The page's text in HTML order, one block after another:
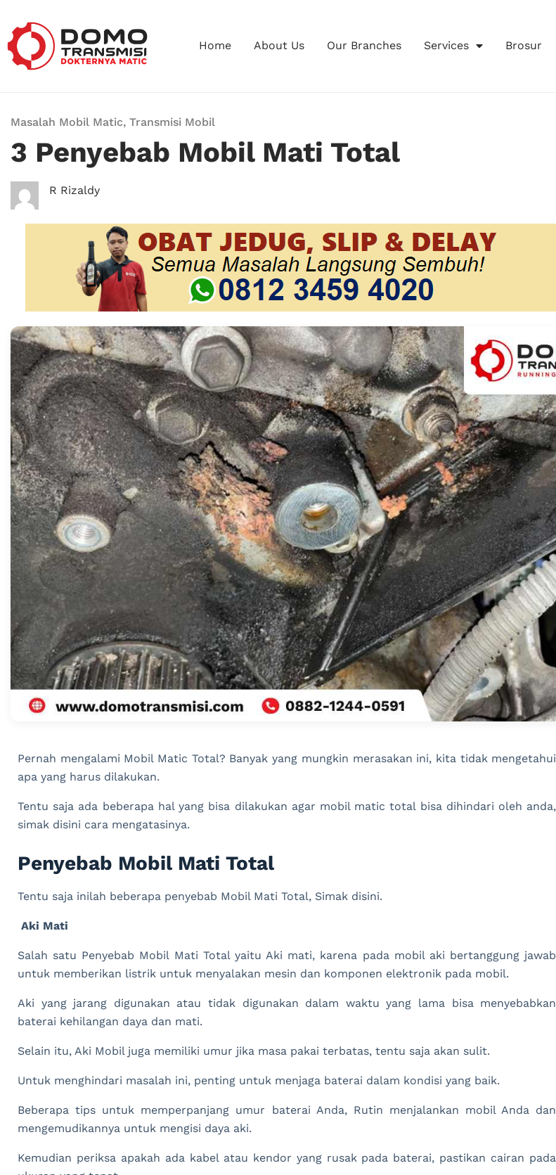
Home About Us Our Branches Services Brosur
Masalah Mobil Matic, Transmisi Mobil
3 Penyebab Mobil Mati Total
R Rizaldy
Pernah mengalami Mobil Matic Total? Banyak yang mungkin merasakan ini, kita tidak mengetahui
apa yang harus dilakukan.
Tentu saja ada beberapa hal yang bisa dilakukan agar mobil matic total bisa dihindari oleh anda,
simak disini cara mengatasinya.
Penyebab Mobil Mati Total
Tentu saja inilah beberapa penyebab Mobil Mati Total, Simak disini.
Aki Mati
Salah satu Penyebab Mobil Mati Total yaitu Aki mati, karena pada mobil aki bertanggung jawab
untuk memberikan listrik untuk menyalakan mesin dan komponen elektronik pada mobil.
Aki yang jarang digunakan atau tidak digunakan dalam waktu yang lama bisa menyebabkan
baterai kehilangan daya dan mati.
Selain itu, Aki Mobil juga memiliki umur jika masa pakai terbatas, tentu saja akan sulit.
Untuk menghindari masalah ini, penting untuk menjaga baterai dalam kondisi yang baik.
Beberapa tips untuk memperpanjang umur baterai Anda, Rutin menjalankan mobil Anda dan
mengemudikannya untuk mengisi daya aki.
Kemudian periksa apakah ada kabel atau kendor yang rusak pada baterai, pastikan cairan pada